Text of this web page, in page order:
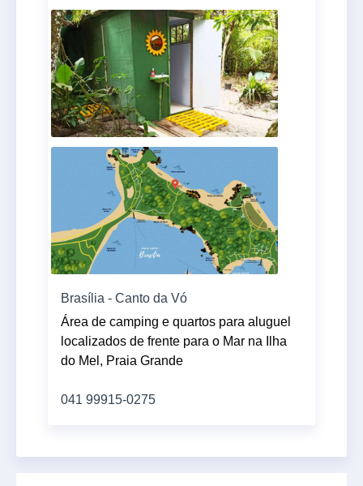
Brasília - Canto da Vó
Área de camping e quartos para aluguel
localizados de frente para o Mar na Ilha
do Mel, Praia Grande
041 99915-0275